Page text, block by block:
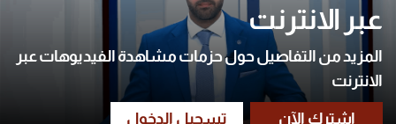
عبر الانترنت
المزيد من التفاصيل حول حزمات مشاهدة الفيديوهات عبر
الانترنت